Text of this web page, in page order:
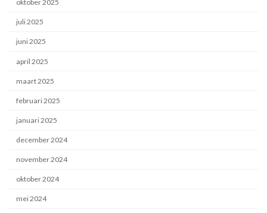
oktober 2025
juli 2025
juni 2025
april 2025
maart 2025
februari 2025
januari 2025
december 2024
november 2024
oktober 2024
mei 2024